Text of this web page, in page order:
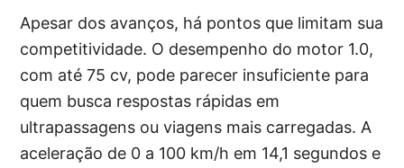
Apesar dos avanços, há pontos que limitam sua
competitividade. O desempenho do motor 1.0,
com até 75 cv, pode parecer insuficiente para
quem busca respostas rápidas em
ultrapassagens ou viagens mais carregadas. A
aceleração de 0 a 100 km/h em 14,1 segundos e